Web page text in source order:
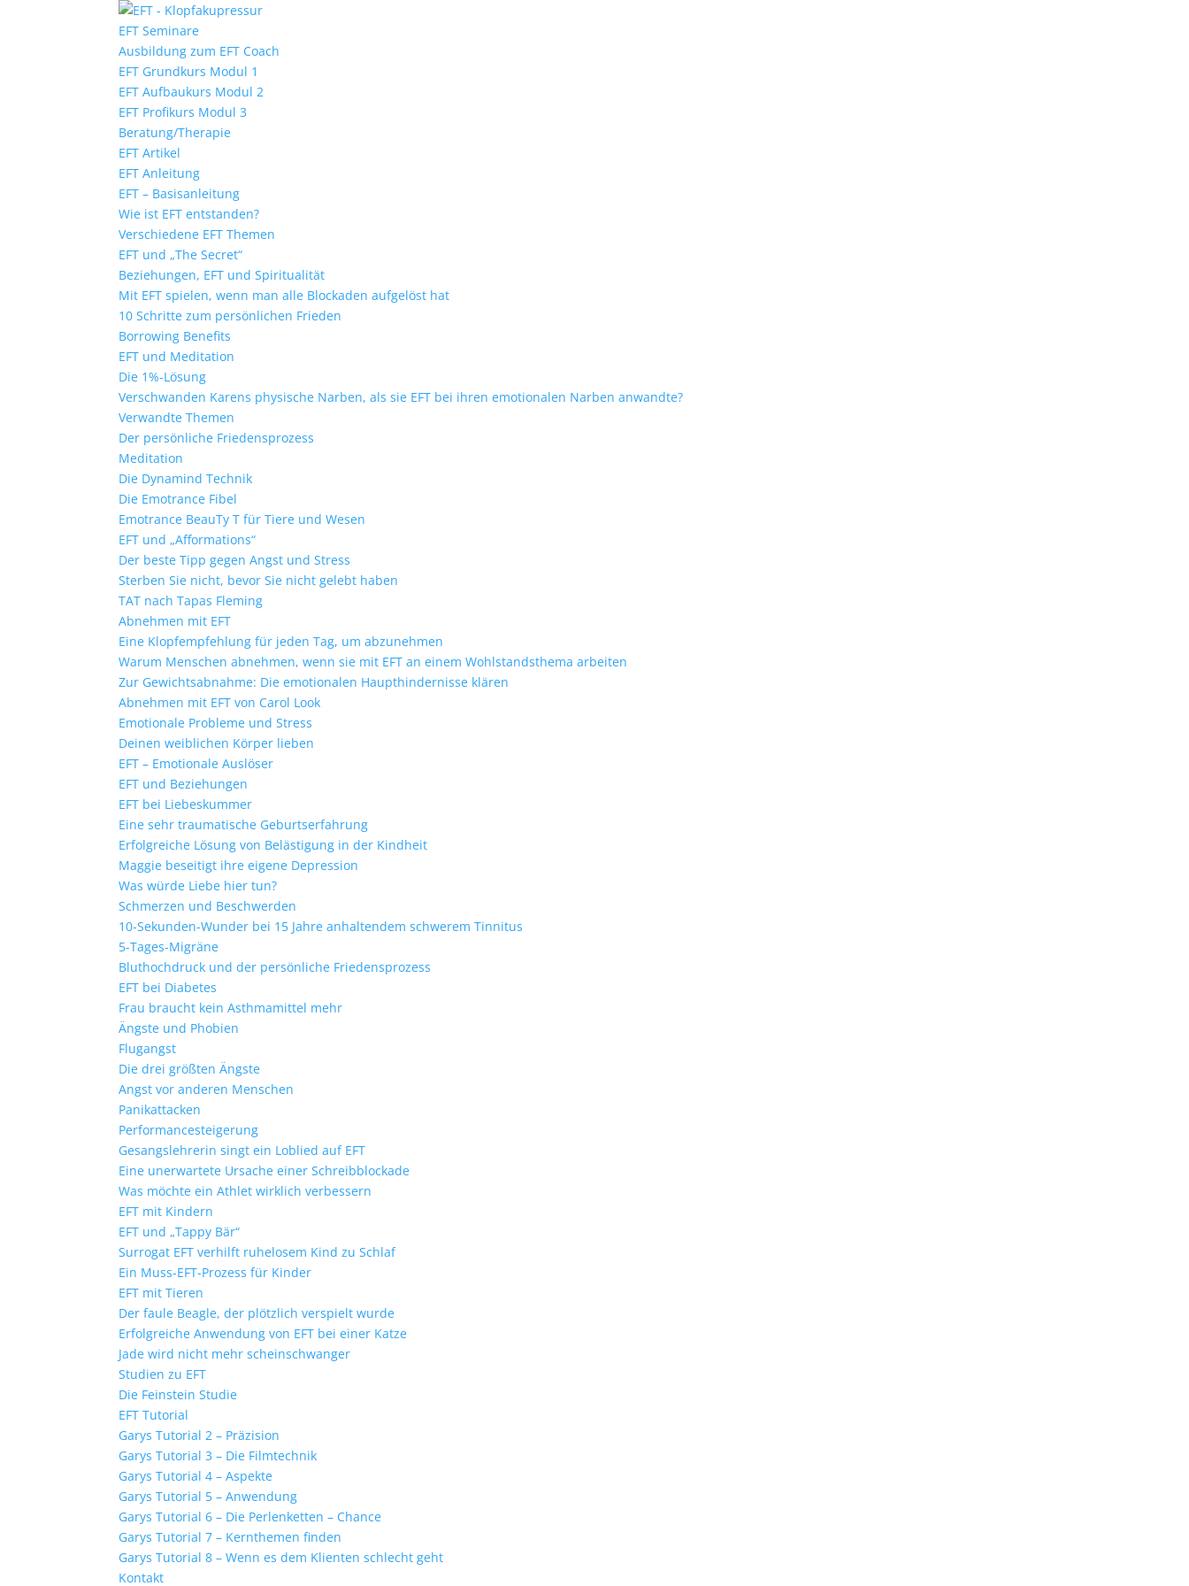
EFT Seminare
Ausbildung zum EFT Coach
EFT Grundkurs Modul 1
EFT Aufbaukurs Modul 2
EFT Profikurs Modul 3
Beratung/Therapie
EFT Artikel
EFT Anleitung
EFT – Basisanleitung
Wie ist EFT entstanden?
Verschiedene EFT Themen
EFT und „The Secret“
Beziehungen, EFT und Spiritualität
Mit EFT spielen, wenn man alle Blockaden aufgelöst hat
10 Schritte zum persönlichen Frieden
Borrowing Benefits
EFT und Meditation
Die 1%-Lösung
Verschwanden Karens physische Narben, als sie EFT bei ihren emotionalen Narben anwandte?
Verwandte Themen
Der persönliche Friedensprozess
Meditation
Die Dynamind Technik
Die Emotrance Fibel
Emotrance BeauTy T für Tiere und Wesen
EFT und „Afformations“
Der beste Tipp gegen Angst und Stress
Sterben Sie nicht, bevor Sie nicht gelebt haben
TAT nach Tapas Fleming
Abnehmen mit EFT
Eine Klopfempfehlung für jeden Tag, um abzunehmen
Warum Menschen abnehmen, wenn sie mit EFT an einem Wohlstandsthema arbeiten
Zur Gewichtsabnahme: Die emotionalen Haupthindernisse klären
Abnehmen mit EFT von Carol Look
Emotionale Probleme und Stress
Deinen weiblichen Körper lieben
EFT – Emotionale Auslöser
EFT und Beziehungen
EFT bei Liebeskummer
Eine sehr traumatische Geburtserfahrung
Erfolgreiche Lösung von Belästigung in der Kindheit
Maggie beseitigt ihre eigene Depression
Was würde Liebe hier tun?
Schmerzen und Beschwerden
10-Sekunden-Wunder bei 15 Jahre anhaltendem schwerem Tinnitus
5-Tages-Migräne
Bluthochdruck und der persönliche Friedensprozess
EFT bei Diabetes
Frau braucht kein Asthmamittel mehr
Ängste und Phobien
Flugangst
Die drei größten Ängste
Angst vor anderen Menschen
Panikattacken
Performancesteigerung
Gesangslehrerin singt ein Loblied auf EFT
Eine unerwartete Ursache einer Schreibblockade
Was möchte ein Athlet wirklich verbessern
EFT mit Kindern
EFT und „Tappy Bär“
Surrogat EFT verhilft ruhelosem Kind zu Schlaf
Ein Muss-EFT-Prozess für Kinder
EFT mit Tieren
Der faule Beagle, der plötzlich verspielt wurde
Erfolgreiche Anwendung von EFT bei einer Katze
Jade wird nicht mehr scheinschwanger
Studien zu EFT
Die Feinstein Studie
EFT Tutorial
Garys Tutorial 2 – Präzision
Garys Tutorial 3 – Die Filmtechnik
Garys Tutorial 4 – Aspekte
Garys Tutorial 5 – Anwendung
Garys Tutorial 6 – Die Perlenketten – Chance
Garys Tutorial 7 – Kernthemen finden
Garys Tutorial 8 – Wenn es dem Klienten schlecht geht
Kontakt